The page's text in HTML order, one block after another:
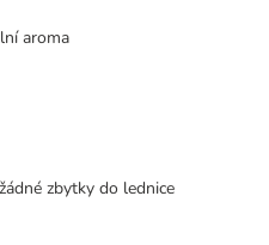
aroma
zbytky do lednice